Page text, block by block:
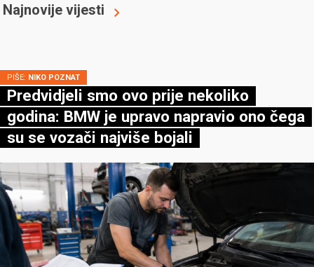
Najnovije vijesti
PIŠE: NIKO POZNAT
Predvidjeli smo ovo prije nekoliko
godina: BMW je upravo napravio ono čega
su se vozači najviše bojali